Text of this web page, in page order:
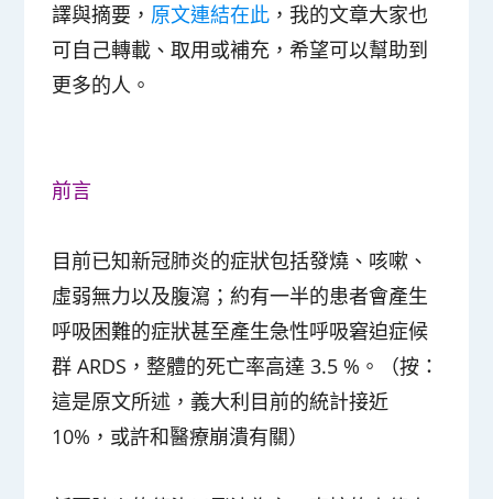
譯與摘要， 原文連結在此 ，我的文章大家也
可自己轉載、取用或補充，希望可以幫助到
更多的人。
前言
目前已知新冠肺炎的症狀包括發燒、咳嗽、
虛弱無力以及腹瀉；約有一半的患者會產生
呼吸困難的症狀甚至產生急性呼吸窘迫症候
群 ARDS，整體的死亡率高達 3.5 %。（按：
這是原文所述，義大利目前的統計接近
10%，或許和醫療崩潰有關）